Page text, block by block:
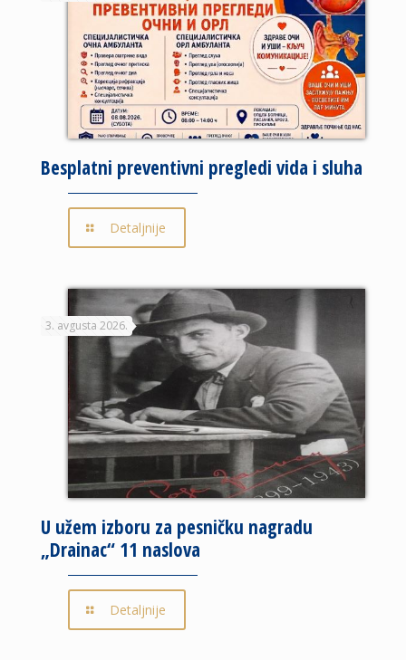
Besplatni preventivni pregledi vida i sluha
Detaljnije
3. avgusta 2026.
U užem izboru za pesničku nagradu
„Drainac“ 11 naslova
Detaljnije